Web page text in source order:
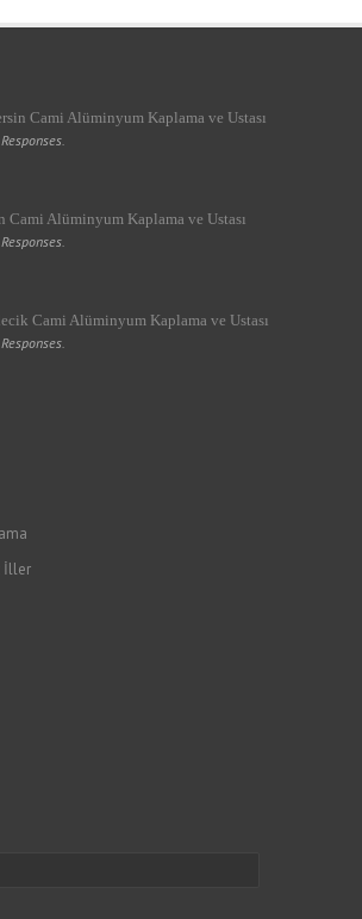
Cami Alüminyum Kaplama ve Ustası
Cami Alüminyum Kaplama ve Ustası
Cami Alüminyum Kaplama ve Ustası
İller